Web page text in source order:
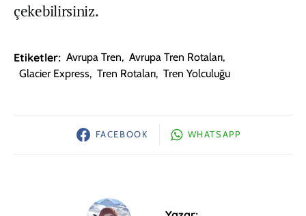
çekebilirsiniz.
Etiketler: Avrupa Tren, Avrupa Tren Rotaları,
Glacier Express, Tren Rotaları, Tren Yolculuğu
FACEBOOK WHATSAPP